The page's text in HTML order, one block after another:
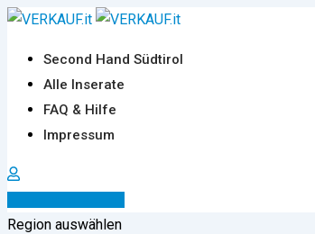
Zum
springen
Second Hand Südtirol
Alle Inserate
FAQ & Hilfe
Impressum
Region auswählen